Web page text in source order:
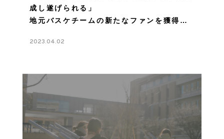
成し遂げられる」
地元バスケチームの新たなファンを獲得せ
2023.04.02